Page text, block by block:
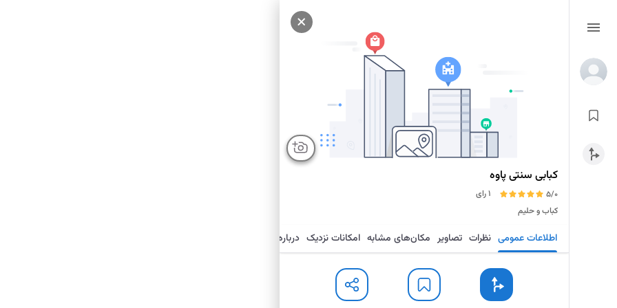
کبابی سنتی پاوه
5/0
1 رای
کباب و حلیم
اطلاعات عمومی نظرات تصاویر مکان‌های مشابه امکانات نزدیک درباره